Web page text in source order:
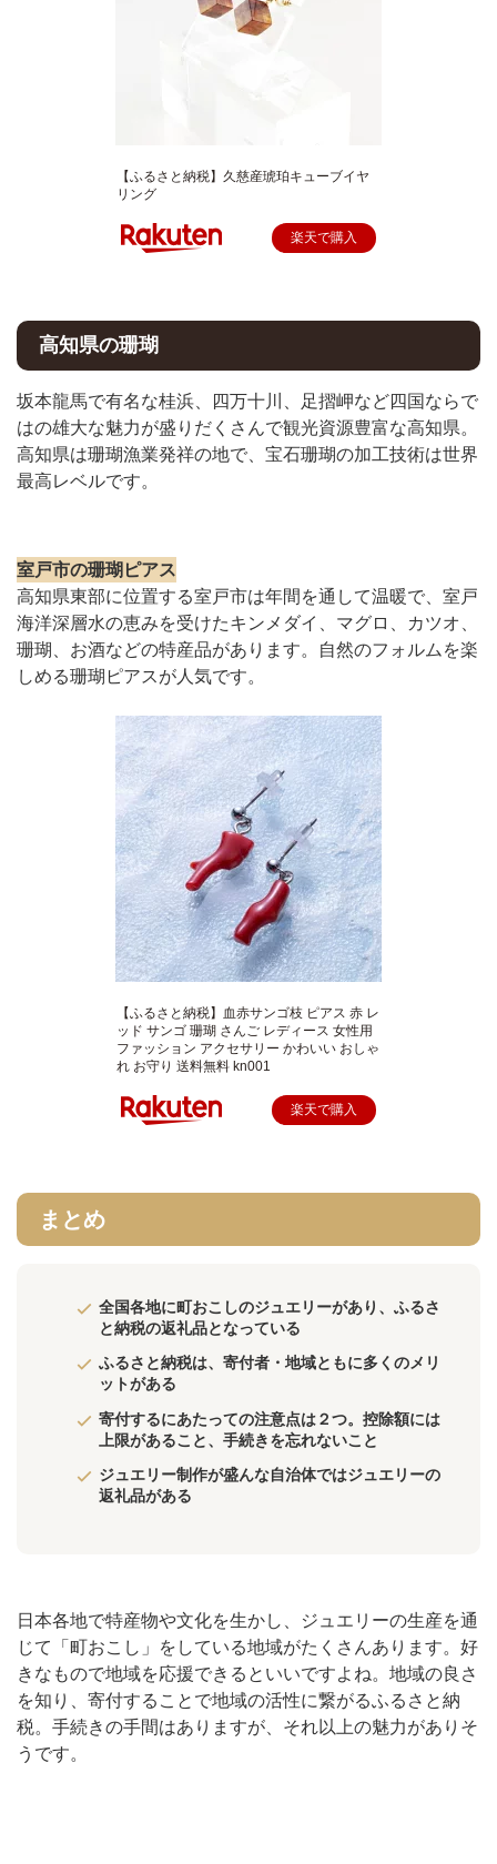
【ふるさと納税】久慈産琥珀キューブイヤ
リング
楽天で購入
高知県の珊瑚
坂本龍馬で有名な桂浜、四万十川、足摺岬など四国ならで
はの雄大な魅力が盛りだくさんで観光資源豊富な高知県。
高知県は珊瑚漁業発祥の地で、宝石珊瑚の加工技術は世界
最高レベルです。
室戸市の珊瑚ピアス
高知県東部に位置する室戸市は年間を通して温暖で、室戸
海洋深層水の恵みを受けたキンメダイ、マグロ、カツオ、
珊瑚、お酒などの特産品があります。自然のフォルムを楽
しめる珊瑚ピアスが人気です。
【ふるさと納税】血赤サンゴ枝 ピアス 赤 レ
ッド サンゴ 珊瑚 さんご レディース 女性用
ファッション アクセサリー かわいい おしゃ
れ お守り 送料無料 kn001
楽天で購入
まとめ
全国各地に町おこしのジュエリーがあり、ふるさ
と納税の返礼品となっている
ふるさと納税は、寄付者・地域ともに多くのメリ
ットがある
寄付するにあたっての注意点は２つ。控除額には
上限があること、手続きを忘れないこと
ジュエリー制作が盛んな自治体ではジュエリーの
返礼品がある
日本各地で特産物や文化を生かし、ジュエリーの生産を通
じて「町おこし」をしている地域がたくさんあります。好
きなもので地域を応援できるといいですよね。地域の良さ
を知り、寄付することで地域の活性に繋がるふるさと納
税。手続きの手間はありますが、それ以上の魅力がありそ
うです。